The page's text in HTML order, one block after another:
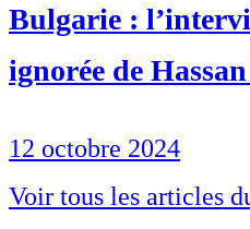
Bulgarie :
ignorée de
12 octobre 2024
Voir tous les articles